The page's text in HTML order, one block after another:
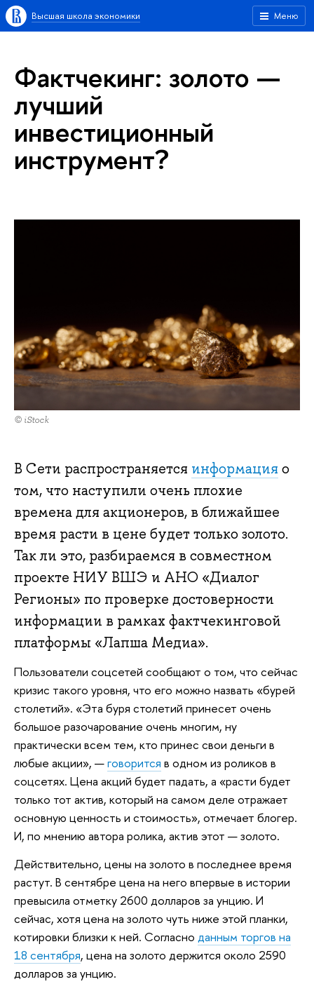
Меню
Высшая школа экономики
Фактчекинг: золото —
лучший
инвестиционный
инструмент?
© iStock
В Сети распространяется информация о
том, что наступили очень плохие
времена для акционеров, в ближайшее
время расти в цене будет только золото.
Так ли это, разбираемся в совместном
проекте НИУ ВШЭ и АНО «Диалог
Регионы» по проверке достоверности
информации в рамках фактчекинговой
платформы «Лапша Медиа».
Пользователи соцсетей сообщают о том, что сейчас
кризис такого уровня, что его можно назвать «бурей
столетий». «Эта буря столетий принесет очень
большое разочарование очень многим, ну
практически всем тем, кто принес свои деньги в
любые акции», —говорится в одном из роликов в
соцсетях. Цена акций будет падать, а «расти будет
только тот актив, который на самом деле отражает
основную ценность и стоимость», отмечает блогер.
И, по мнению автора ролика, актив этот — золото.
Действительно, цены на золото в последнее время
растут. В сентябре цена на него впервые в истории
превысила отметку 2600 долларов за унцию. И
сейчас, хотя цена на золото чуть ниже этой планки,
котировки близки к ней. Согласно данным торгов на
18 сентября, цена на золото держится около 2590
долларов за унцию.